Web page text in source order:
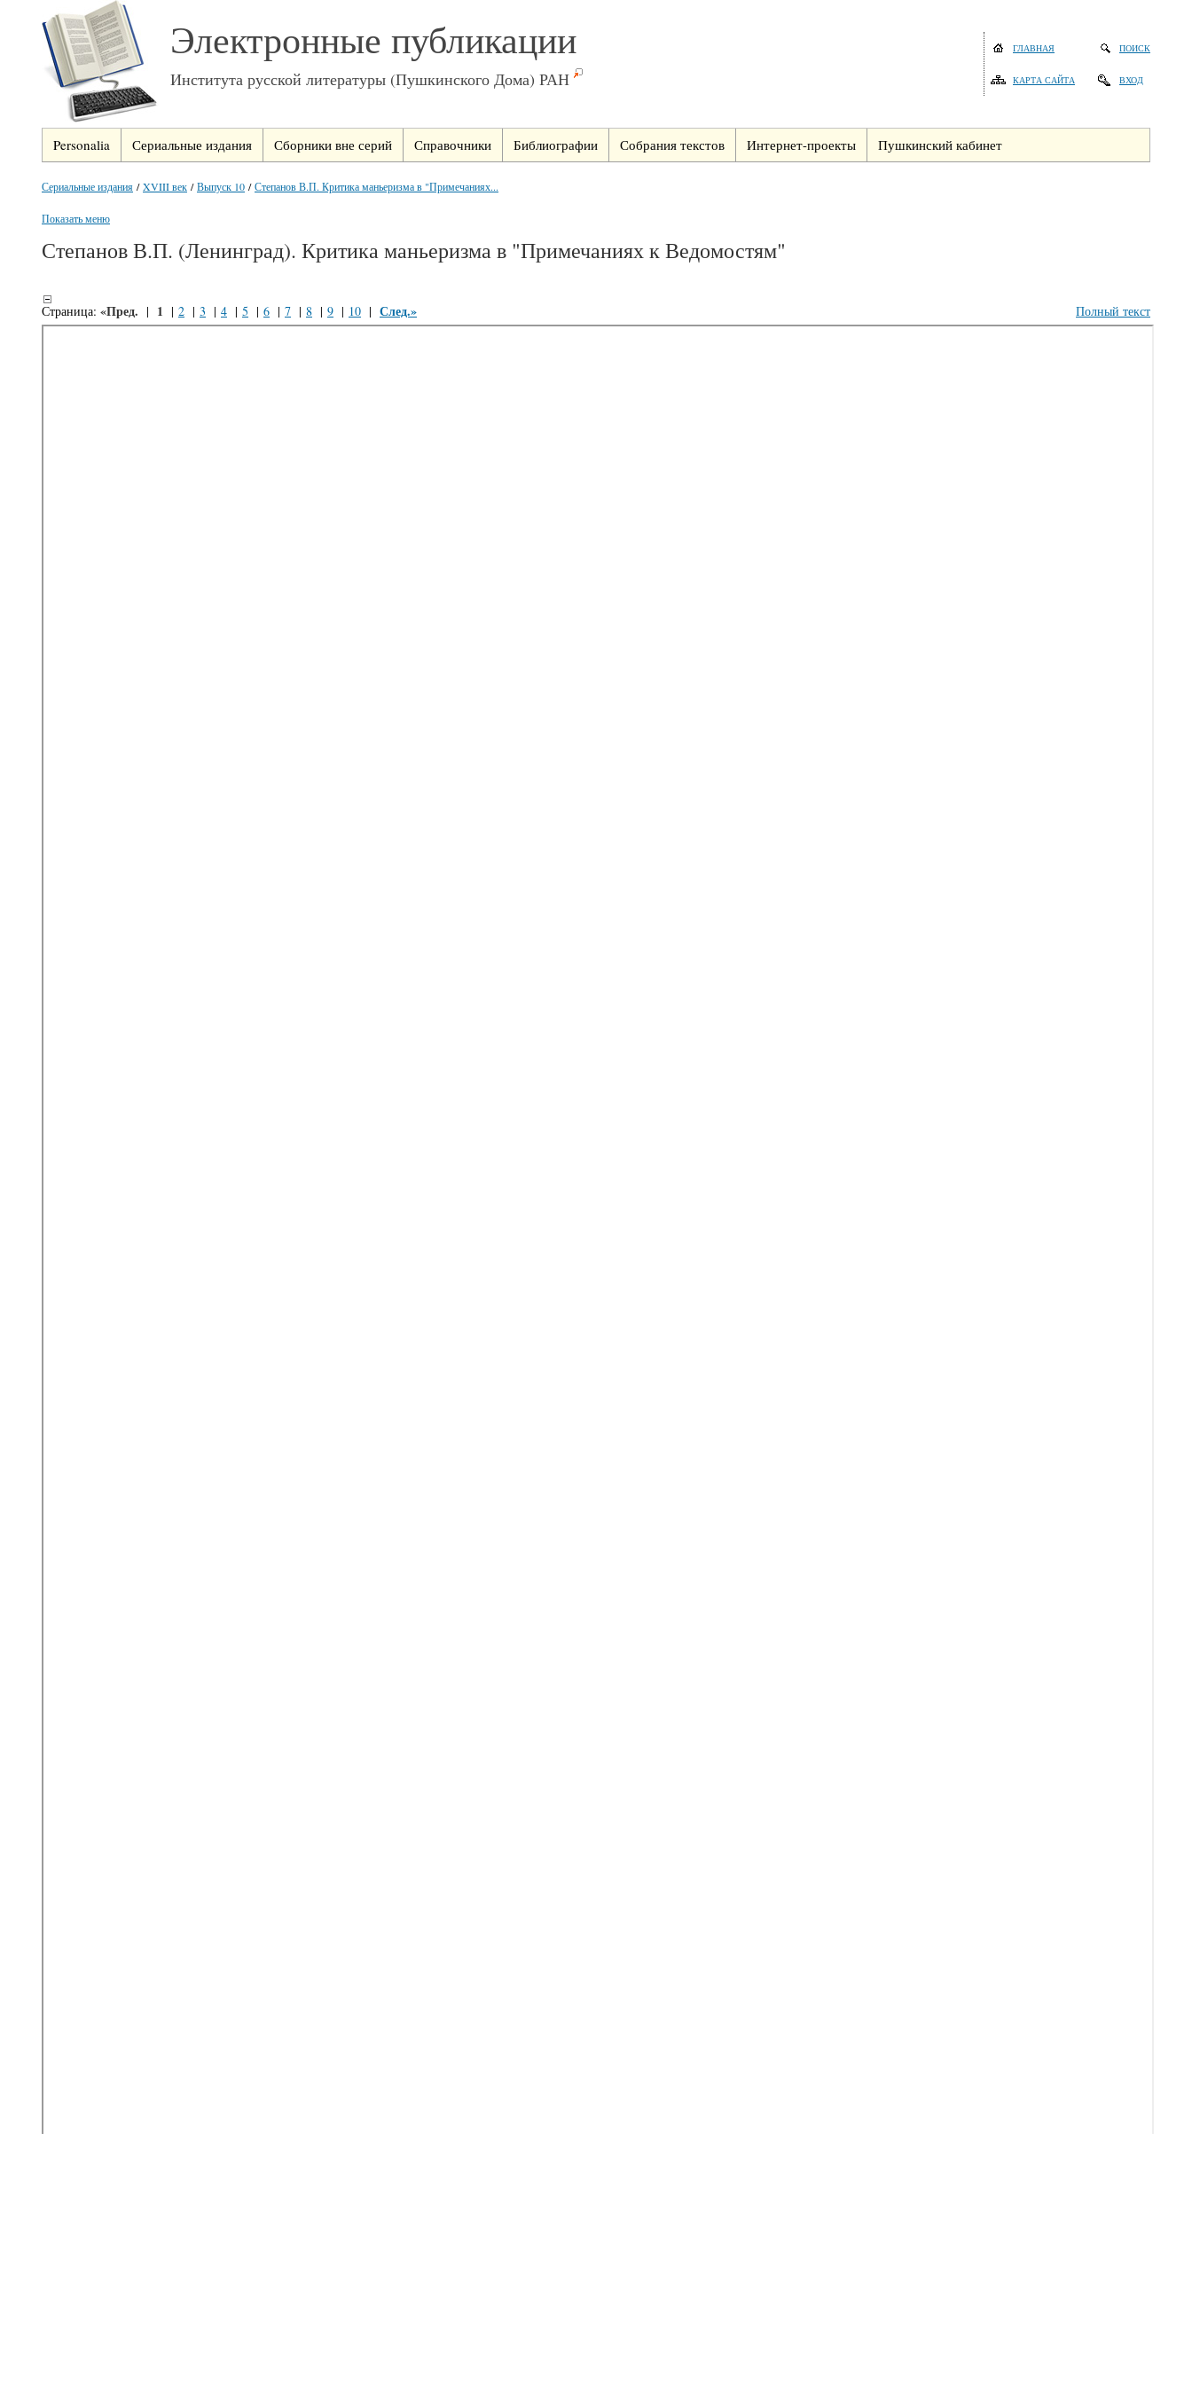
Электронные публикации
Института русской литературы (Пушкинского Дома) РАН
ГЛАВНАЯ
КАРТА САЙТА
ПОИСК
ВХОД
Personalia Сериальные издания Сборники вне серий Справочники Библиографии Собрания текстов Интернет-проекты Пушкинский кабинет
Сериальные издания /XVIII век /Выпуск 10 /Степанов В.П. Критика маньеризма в "Примечаниях...
Показать меню
Степанов В.П. (Ленинград). Критика маньеризма в "Примечаниях к Ведомостям"
Страница: «Пред. | 1 | 2 | 3 | 4 | 5 | 6 | 7 | 8 | 9 | 10 | След.» Полный текст